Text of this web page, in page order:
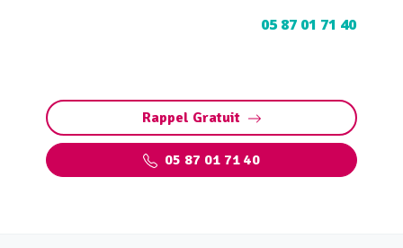
05 87 01 71 40
Rappel Gratuit
05 87 01 71 40